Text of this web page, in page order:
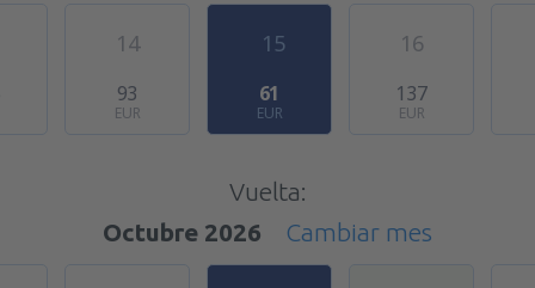
14
93
EUR
15
61
EUR
16
137
EUR
Vuelta:
Octubre 2026
Cambiar mes